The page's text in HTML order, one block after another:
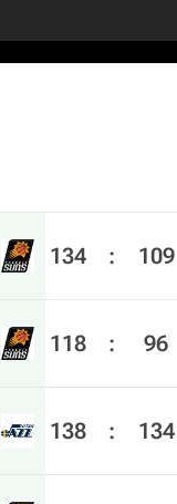
134 : 109
118 : 96
138 : 134